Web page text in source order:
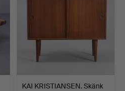
KAI KRISTIANSEN. Skänk